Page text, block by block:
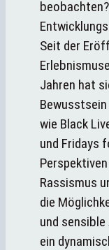
Seit der
Jahren hat
wie Black
und Fridays
Rassismus
die
und
ein